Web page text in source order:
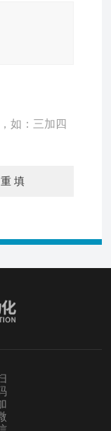
如：三加四